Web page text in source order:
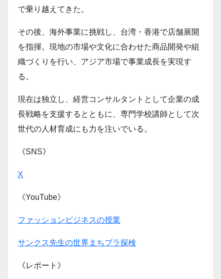
で乗り越えてきた。
その後、海外事業に挑戦し、台湾・香港で店舗展開
を指揮。現地の市場や文化に合わせた商品開発や組
織づくりを行い、アジア市場で事業成長を実現す
る。
現在は独立し、経営コンサルタントとして企業の成
長戦略を支援するとともに、専門学校講師として次
世代の人材育成にも力を注いでいる。
《SNS》
X
《YouTube》
ファッションビジネスの授業
サンクス先生の世界まちブラ探検
《レポート》